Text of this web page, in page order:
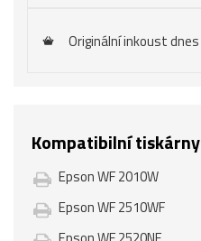
Originální inkoust dnes
Kompatibilní tiskárny
Epson WF 2010W
Epson WF 2510WF